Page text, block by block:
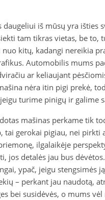
iš mūsų yra išties
tam tikras vietas, be
kitų, kadangi nereikia
Automobilis mums
ar keliaujant
nėra itin pigi prekė,
turime pinigų ir galime
mašinas perkame tik
tai gerokai pigiau, nei
ilgalaikėje
jos detalės jau bus
ypač, jeigu stengsimės
– perkant jau naudotą,
bei susidėvės, o mums